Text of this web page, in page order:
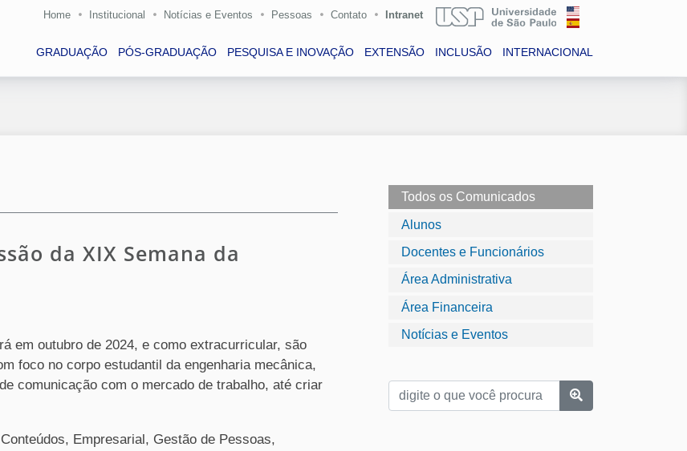
Home Institucional Notícias e Eventos Pessoas Contato Intranet
GRADUAÇÃO PÓS-GRADUAÇÃO PESQUISA E INOVAÇÃO EXTENSÃO INCLUSÃO INTERNACIONAL
Todos os Comunicados
Alunos
Docentes e Funcionários
Área Administrativa
Área Financeira
Notícias e Eventos
da XIX Semana da
em outubro de 2024, e como extracurricular, são
foco no corpo estudantil da engenharia mecânica,
comunicação com o mercado de trabalho, até criar
Empresarial, Gestão de Pessoas,